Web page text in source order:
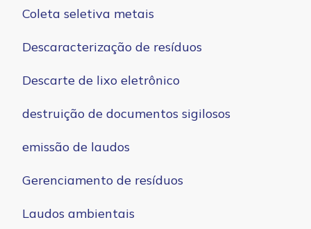
Coleta seletiva metais
Descaracterização de resíduos
Descarte de lixo eletrônico
destruição de documentos sigilosos
emissão de laudos
Gerenciamento de resíduos
Laudos ambientais